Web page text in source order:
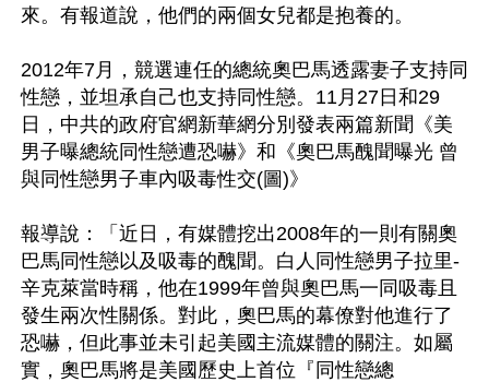
來。有報道說，他們的兩個女兒都是抱養的。
2012年7月，競選連任的總統奧巴馬透露妻子支持同
性戀，並坦承自己也支持同性戀。11月27日和29
日，中共的政府官網新華網分別發表兩篇新聞《美
男子曝總統同性戀遭恐嚇》和《奧巴馬醜聞曝光 曾
與同性戀男子車內吸毒性交(圖)》
報導說：「近日，有媒體挖出2008年的一則有關奧
巴馬同性戀以及吸毒的醜聞。白人同性戀男子拉里-
辛克萊當時稱，他在1999年曾與奧巴馬一同吸毒且
發生兩次性關係。對此，奧巴馬的幕僚對他進行了
恐嚇，但此事並未引起美國主流媒體的關注。如屬
實，奧巴馬將是美國歷史上首位『同性戀總